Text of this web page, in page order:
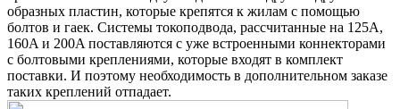
образных пластин, которые крепятся к жилам с помощью
болтов и гаек. Системы токоподвода, рассчитанные на 125A,
160A и 200A поставляются с уже встроенными коннекторами
с болтовыми креплениями, которые входят в комплект
поставки. И поэтому необходимость в дополнительном заказе
таких креплений отпадает.